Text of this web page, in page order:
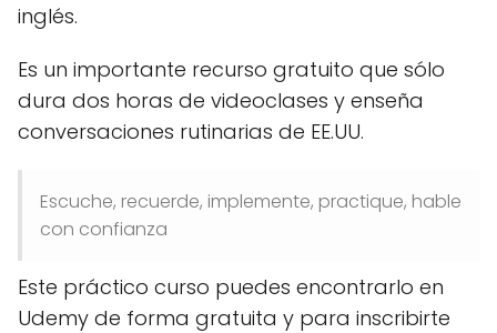
inglés.
Es un importante recurso gratuito que sólo
dura dos horas de videoclases y enseña
conversaciones rutinarias de EE.UU.
Escuche, recuerde, implemente, practique, hable
con confianza
Este práctico curso puedes encontrarlo en
Udemy de forma gratuita y para inscribirte